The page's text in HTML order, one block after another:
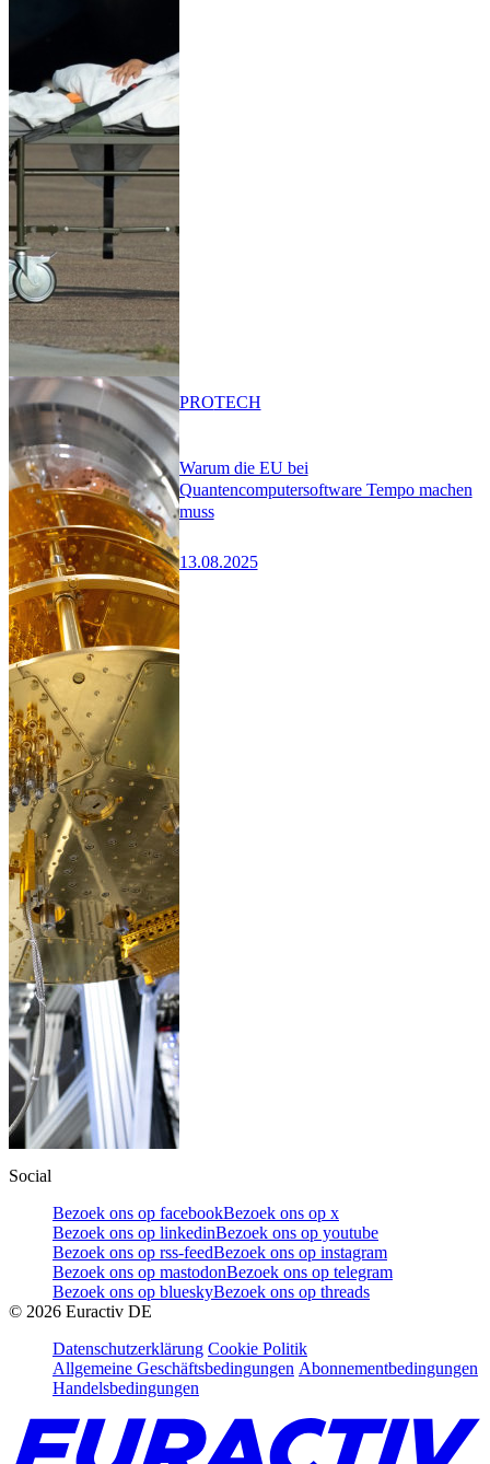
Warum die EU bei
Quantencomputersoftware Tempo machen
muss
13.08.2025
PROTECH
Social
Bezoek ons op facebookBezoek ons op x
Bezoek ons op linkedinBezoek ons op youtube
Bezoek ons op rss-feedBezoek ons op instagram
Bezoek ons op mastodonBezoek ons op telegram
Bezoek ons op blueskyBezoek ons op threads
© 2026 Euractiv DE
Datenschutzerklärung Cookie Politik
Allgemeine Geschäftsbedingungen Abonnementbedingungen
Handelsbedingungen